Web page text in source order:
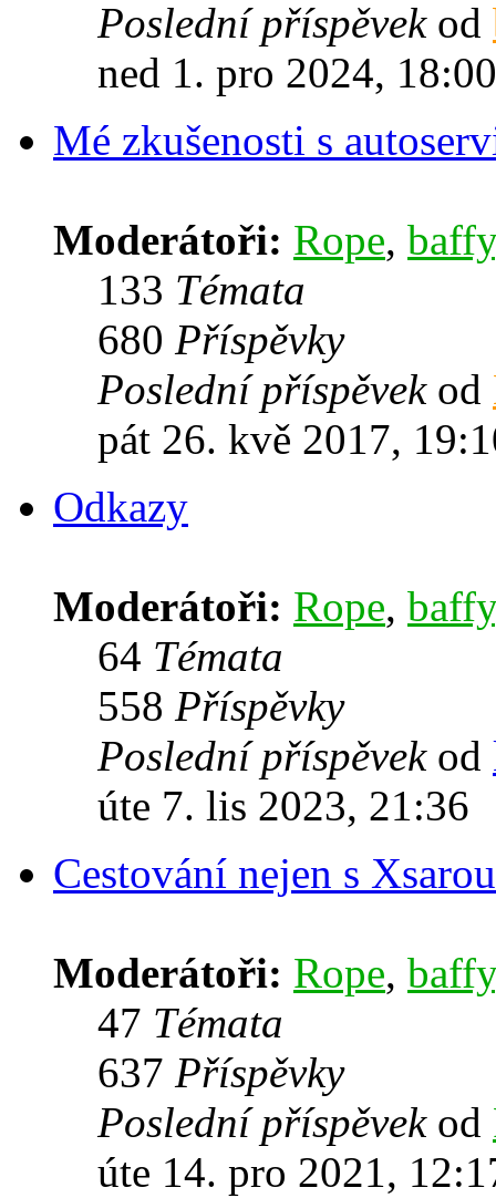
Poslední příspěvekod
ned 1. pro 2024, 18:00
Mé zkušenosti s
Moderátoři: Rope, baffy
133 Témata
680 Příspěvky
Poslední příspěvekod
pát 26. kvě 2017,
Odkazy
Moderátoři: Rope, baffy
64 Témata
558 Příspěvky
Poslední příspěvekod
úte 7. lis 2023, 21:36
Cestování nejen s Xsarou
Moderátoři: Rope, baffy
47 Témata
637 Příspěvky
Poslední příspěvekod
úte 14. pro 2021,